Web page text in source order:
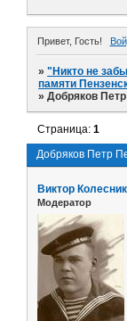
Привет, Гость!
»"Никто не
памяти
»Добряков
Добряков Петр
Страница:1
Виктор
Модератор